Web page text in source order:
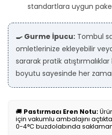
standartlara uygun
🍳 Gurme İpucu: Tombul
omletlerinize ekleyebilir
sararak pratik
boyutu sayesinde her
🚚 Pastırmacı Eren Notu:
için vakumlu ambalajını
0-4°C buzdolabında